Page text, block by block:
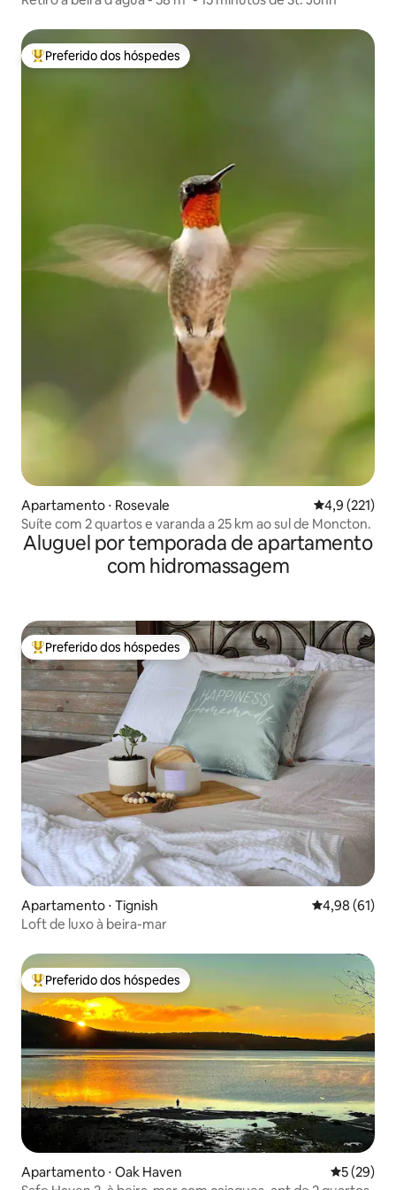
Entre os melhores preferidos dos hóspedes
Preferido dos hóspedes
Apartamento ⋅ Rosevale 4,9 de uma
4,9 (221)
Suíte com 2 quartos e varanda a 25 km ao sul de Moncton.
Aluguel por temporada de apartamento
com hidromassagem
Entre os melhores preferidos dos hóspedes
Preferido dos hóspedes
Apartamento ⋅ Tignish 4,98 de uma
4,98 (61)
Loft de luxo à beira-mar
Entre os melhores preferidos dos hóspedes
Preferido dos hóspedes
Apartamento ⋅ Oak Haven 5 de uma
5 (29)